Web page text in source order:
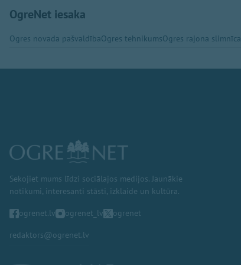
OgreNet iesaka
Ogres novada pašvaldībaOgres tehnikumsOgres rajona slimnīca
Sekojiet mums līdzi sociālajos medijos. Jaunākie
notikumi, interesanti stāsti, izklaide un kultūra.
ogrenet.lv ogrenet_lv ogrenet
redaktors@ogrenet.lv